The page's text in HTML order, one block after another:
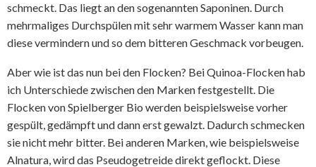
schmeckt. Das liegt an den sogenannten Saponinen. Durch
mehrmaliges Durchspülen mit sehr warmem Wasser kann man
diese vermindern und so dem bitteren Geschmack vorbeugen.
Aber wie ist das nun bei den Flocken? Bei Quinoa-Flocken hab
ich Unterschiede zwischen den Marken festgestellt. Die
Flocken von Spielberger Bio werden beispielsweise vorher
gespült, gedämpft und dann erst gewalzt. Dadurch schmecken
sie nicht mehr bitter. Bei anderen Marken, wie beispielsweise
Alnatura, wird das Pseudogetreide direkt geflockt. Diese